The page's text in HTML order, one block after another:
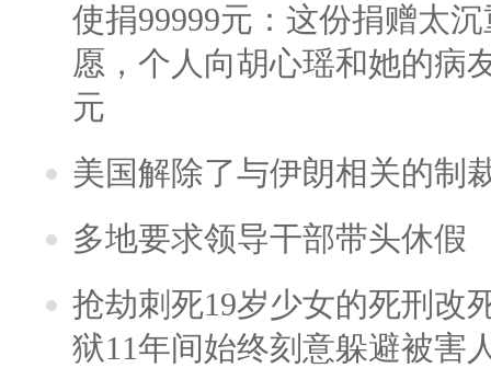
使捐99999元：这份捐赠太
愿，个人向胡心瑶和她的病
元
美国解除了与伊朗相关的制
多地要求领导干部带头休假
抢劫刺死19岁少女的死刑改
狱11年间始终刻意躲避被害